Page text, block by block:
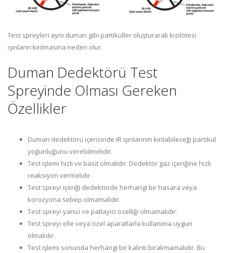
Test spreyleri aynı duman gibi partiküller oluşturarak kızılötesi
ışınların kırılmasına neden olur.
Duman Dedektörü Test
Spreyinde Olması Gereken
Özellikler
Duman dedektörü içerisinde IR ışınlarının kırılabileceği partikül
yoğunluğunu verebilmelidir.
Test işlemi hızlı ve basit olmalıdır. Dedektör gaz içeriğine hızlı
reaksiyon vermelidir.
Test spreyi içeriği dedektörde herhangi bir hasara veya
korozyona sebep olmamalıdır.
Test spreyi yanıcı ve patlayıcı özelliği olmamalıdır.
Test spreyi elle veya özel aparatlarla kullanıma uygun
olmalıdır.
Test işlemi sonunda herhangi bir kalıntı bırakmamalıdır. Bu